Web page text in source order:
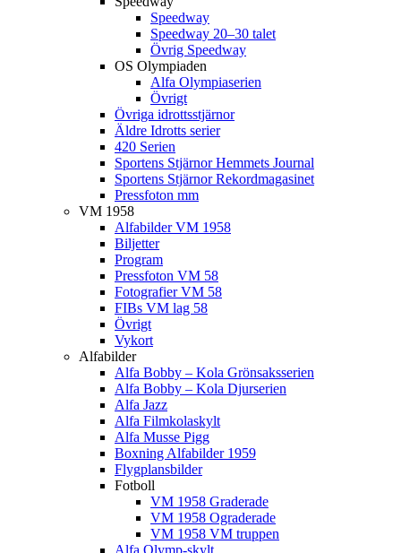
Speedway
Speedway 20–30 talet
Övrig Speedway
OS Olympiaden
Alfa Olympiaserien
Övrigt
Övriga idrottsstjärnor
Äldre Idrotts serier
420 Serien
Sportens Stjärnor Hemmets Journal
Sportens Stjärnor Rekordmagasinet
Pressfoton mm
VM 1958
Alfabilder VM 1958
Biljetter
Program
Pressfoton VM 58
Fotografier VM 58
FIBs VM lag 58
Övrigt
Vykort
Alfabilder
Alfa Bobby – Kola Grönsaksserien
Alfa Bobby – Kola Djurserien
Alfa Jazz
Alfa Filmkolaskylt
Alfa Musse Pigg
Boxning Alfabilder 1959
Flygplansbilder
Fotboll
VM 1958 Graderade
VM 1958 Ograderade
VM 1958 VM truppen
Alfa Olymp-skylt